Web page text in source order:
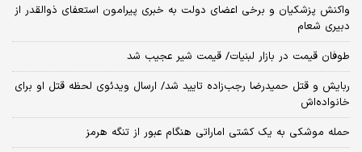
واکنش پزشکیان و برخی اعضای دولت به خبری پیرامون استعفای ذوالقدر از
دبیری شعام
طوفان قیمت در بازار لبنیات/ قیمت شیر عجیب شد
ربایش و قتل حمیدرضا رجب‌زاده تایید شد/ ارسال ویدئوی لحظه قتل او برای
خانواده‌اش
حمله موشکی به یک کشتی اماراتی هنگام عبور از تنگه هرمز